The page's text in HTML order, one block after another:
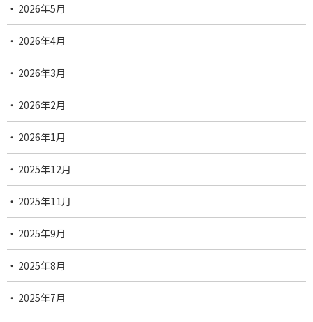
2026年5月
2026年4月
2026年3月
2026年2月
2026年1月
2025年12月
2025年11月
2025年9月
2025年8月
2025年7月